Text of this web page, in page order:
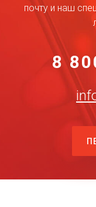
почту и наш
8